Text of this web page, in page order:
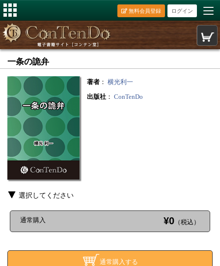
ログイン
無料会員登録
一条の詭弁
著者 ： 横光利一
出版社 ： ConTenDo
選択してください
通常購入 ¥0 （税込）
通常購入する